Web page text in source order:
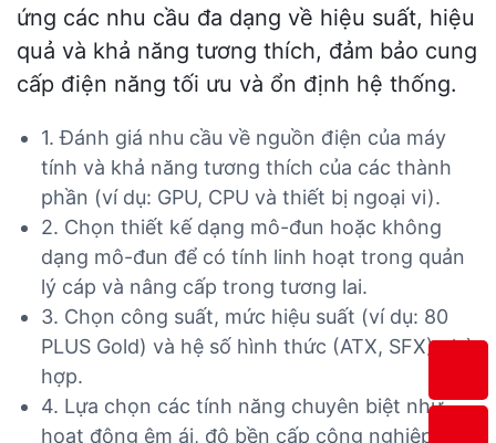
ứng các nhu cầu đa dạng về hiệu suất, hiệu
quả và khả năng tương thích, đảm bảo cung
cấp điện năng tối ưu và ổn định hệ thống.
1. Đánh giá nhu cầu về nguồn điện của máy
tính và khả năng tương thích của các thành
phần (ví dụ: GPU, CPU và thiết bị ngoại vi).
2. Chọn thiết kế dạng mô-đun hoặc không
dạng mô-đun để có tính linh hoạt trong quản
lý cáp và nâng cấp trong tương lai.
3. Chọn công suất, mức hiệu suất (ví dụ: 80
PLUS Gold) và hệ số hình thức (ATX, SFX) phù
hợp.
4. Lựa chọn các tính năng chuyên biệt như
hoạt động êm ái, độ bền cấp công nghiệp